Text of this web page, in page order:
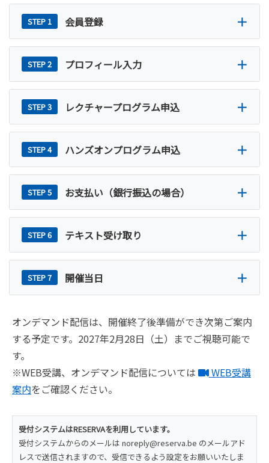
会員登録
プロフィール入力
レクチャープログラム申込
ハンズオンプログラム申込
お支払い（銀行振込の場合）
テキスト受け取り
開催当日
オンデマンド配信は、開催終了後準備ができ次第ご案内
する予定です。2027年2月28日（土）までご視聴可能で
す。
※WEB受講、オンデマンド配信については
WEB受講
案内をご確認ください。
受付システムはRESERVAを利用しています。
受付システムからのメールは noreply@reserva.be のメールアド
レスで送信されますので、受信できるよう設定をお願いいたしま